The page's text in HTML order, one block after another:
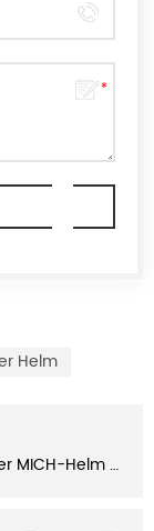
Helm
Militärischer taktischer kugelsicherer MICH-Helm mit Netz